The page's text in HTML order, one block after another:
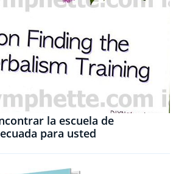
la escuela de
para usted